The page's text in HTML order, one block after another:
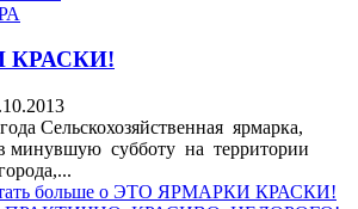
КРАСКИ!
Сельскохозяйственная ярмарка,
в минувшую субботу на территории
больше о ЭТО ЯРМАРКИ КРАСКИ!